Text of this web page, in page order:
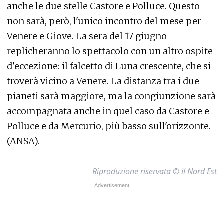
anche le due stelle Castore e Polluce. Questo
non sarà, però, l'unico incontro del mese per
Venere e Giove. La sera del 17 giugno
replicheranno lo spettacolo con un altro ospite
d'eccezione: il falcetto di Luna crescente, che si
troverà vicino a Venere. La distanza tra i due
pianeti sarà maggiore, ma la congiunzione sarà
accompagnata anche in quel caso da Castore e
Polluce e da Mercurio, più basso sull'orizzonte.
(ANSA).
Riproduzione riservata © il Nord Est